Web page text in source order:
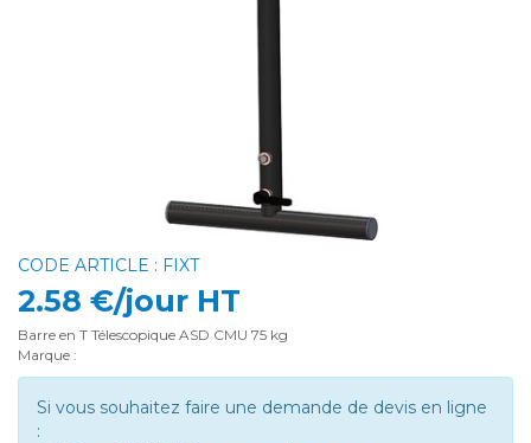
CODE ARTICLE : FIXT
2.58 €/jour HT
Barre en T Télescopique ASD CMU 75 kg
Marque :
Si vous souhaitez faire une demande de devis en ligne
: